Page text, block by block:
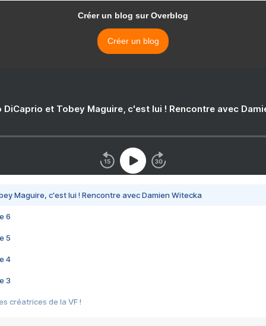
Créer un blog sur Overblog
Créer un blog
DiCaprio et Tobey Maguire, c'est lui ! Rencontre avec
Maguire, c'est lui ! Rencontre avec Damien Witecka
6
5
4
3
créatrices de la VF !